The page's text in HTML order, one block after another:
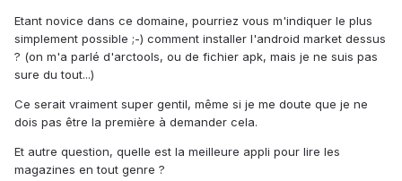
Etant novice dans ce domaine, pourriez vous m'indiquer le plus
simplement possible ;-) comment installer l'android market dessus
? (on m'a parlé d'arctools, ou de fichier apk, mais je ne suis pas
sure du tout...)
Ce serait vraiment super gentil, même si je me doute que je ne
dois pas être la première à demander cela.
Et autre question, quelle est la meilleure appli pour lire les
magazines en tout genre ?